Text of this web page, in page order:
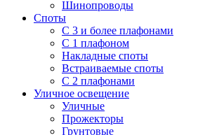
Шинопроводы
Споты
С 3 и более плафонами
С 1 плафоном
Накладные споты
Встраиваемые споты
С 2 плафонами
Уличное освещение
Уличные
Прожекторы
Грунтовые